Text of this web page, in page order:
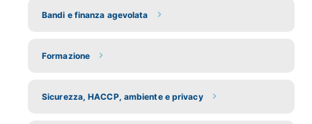
Bandi e finanza agevolata
Formazione
Sicurezza, HACCP, ambiente e privacy